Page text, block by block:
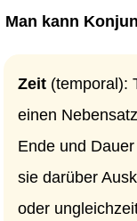
Man kann
Zeit (temporal):
einen
Ende und
sie darüber
oder